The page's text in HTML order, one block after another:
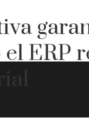
ERP